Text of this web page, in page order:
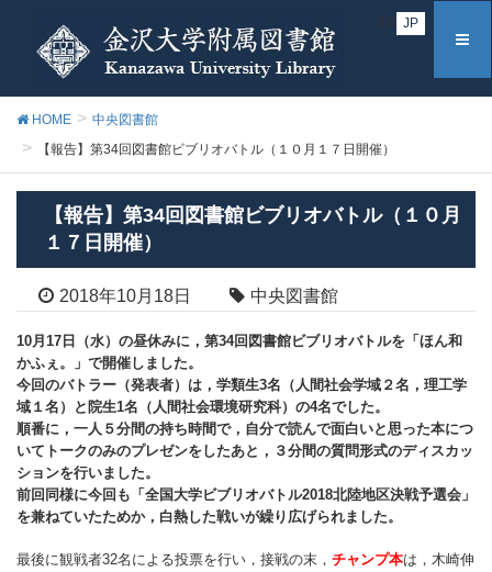
EN JP
HOME
中央図書館
【報告】第34回図書館ビブリオバトル（１０月１７日開催）
【報告】第34回図書館ビブリオバトル（１０月
１７日開催）
2018年10月18日 中央図書館
10月17日（水）の昼休みに，第34回図書館ビブリオバトルを「ほん和
かふぇ。」で開催しました。
今回のバトラー（発表者）は，学類生3名（人間社会学域２名，理工学
域１名）と院生1名（人間社会環境研究科）の4名でした。
順番に，一人５分間の持ち時間で，自分で読んで面白いと思った本につ
いてトークのみのプレゼンをしたあと，３分間の質問形式のディスカッ
ションを行いました。
前回同様に今回も「全国大学ビブリオバトル2018北陸地区決戦予選会」
を兼ねていたためか，白熱した戦いが繰り広げられました。
最後に観戦者32名による投票を行い，接戦の末， チャンプ本は，木崎伸